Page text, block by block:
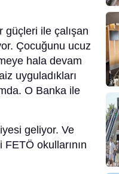
güçleri ile çalışan
Çocuğunu ucuz
hala devam
uyguladıkları
O Banka ile
geliyor. Ve
okullarının